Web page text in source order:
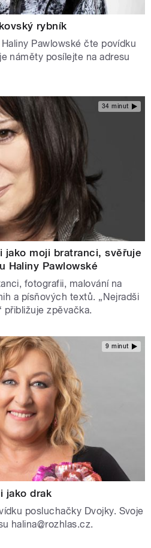
rybník
Pawlowské čte povídku
náměty posílejte na adresu
34 minut
jako moji bratranci, svěřuje
Haliny Pawlowské
fotografii, malování na
a písňových textů. „Nejradši
přibližuje zpěvačka.
9 minut
jako drak
posluchačky Dvojky. Svoje
halina@rozhlas.cz.